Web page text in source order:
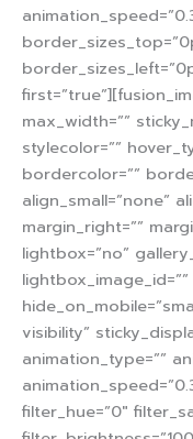
max_width=””
stylecolor=””
bordercolor=””
align_small=”none”
margin_right=””
lightbox=”no”
lightbox_image_id=””
visibility”
animation_type=””
filter_hue=”0″